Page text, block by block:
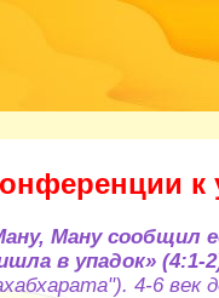
к
Ману сообщил
в упадок» (4:1-
4-6 век